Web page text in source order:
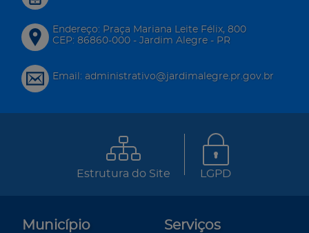
Endereço: Praça Mariana Leite Félix, 800
CEP: 86860-000 - Jardim Alegre - PR
Email: administrativo@jardimalegre.pr.gov.br
Estrutura do Site LGPD
Município Serviços